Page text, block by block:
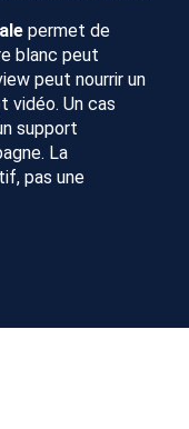
permet de
blanc peut
peut nourrir un
vidéo. Un cas
support
La
pas une